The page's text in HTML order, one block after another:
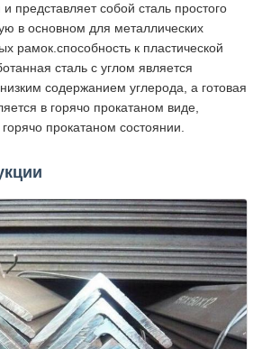
и представляет собой сталь простого
в основном для металлических
рамок.способность к пластической
сталь с углом является
содержанием углерода, а готовая
в горячо прокатаном виде,
прокатаном состоянии.